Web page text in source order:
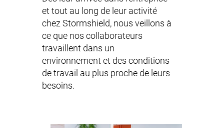
et tout au long de leur activité
chez Stormshield, nous veillons à
ce que nos collaborateurs
travaillent dans un
environnement et des conditions
de travail au plus proche de leurs
besoins.